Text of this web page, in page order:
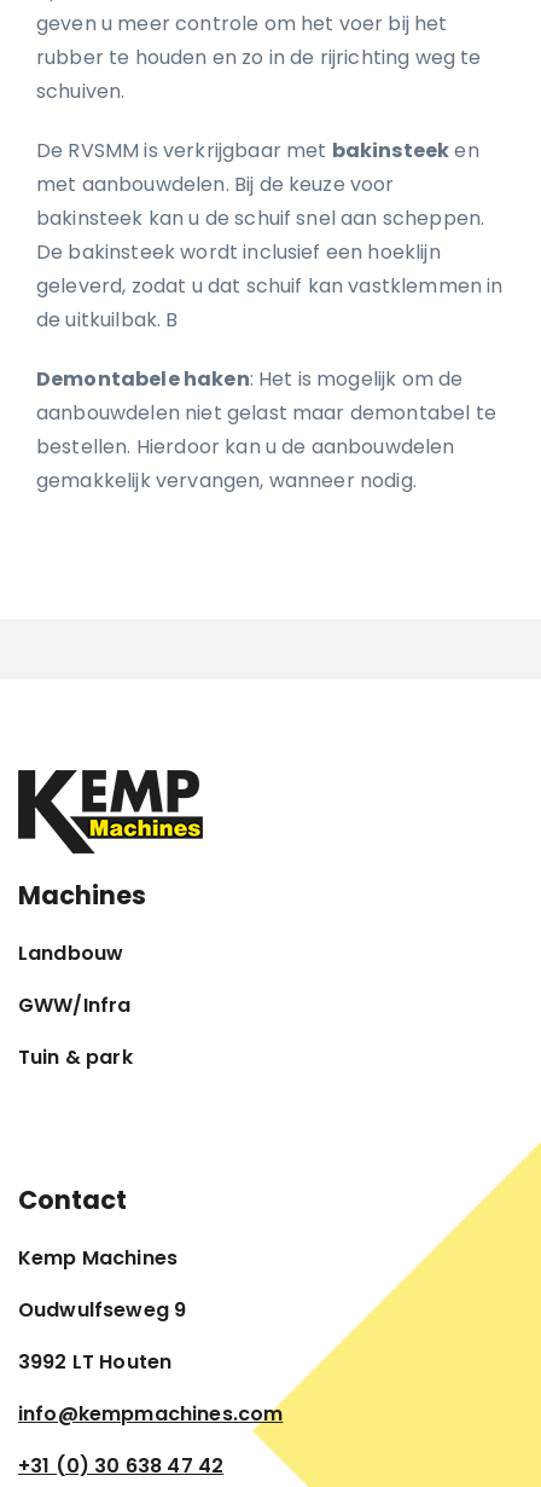
geven u meer controle om het voer bij het
rubber te houden en zo in de rijrichting weg te
schuiven.
De RVSMM is verkrijgbaar met bakinsteeken
met aanbouwdelen. Bij de keuze voor
bakinsteek kan u de schuif snel aan scheppen.
De bakinsteek wordt inclusief een hoeklijn
geleverd, zodat u dat schuif kan vastklemmen in
de uitkuilbak. B
Demontabele haken: Het is mogelijk om de
aanbouwdelen niet gelast maar demontabel te
bestellen. Hierdoor kan u de aanbouwdelen
gemakkelijk vervangen, wanneer nodig.
Machines
Landbouw
GWW/Infra
Tuin & park
Contact
Kemp Machines
Oudwulfseweg 9
3992 LT Houten
info@kempmachines.com
+31 (0) 30 638 47 42